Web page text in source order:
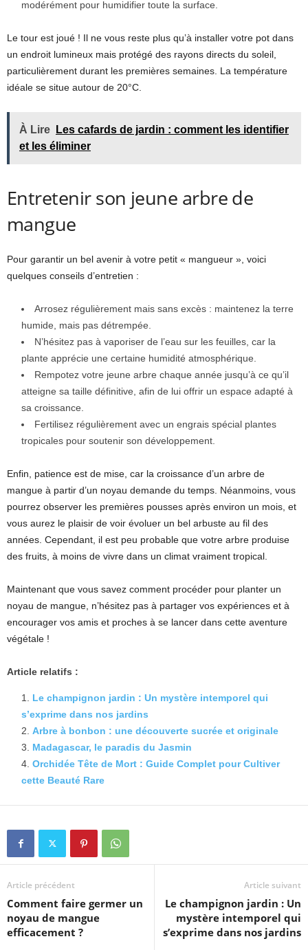
modérément pour humidifier toute la surface.
Le tour est joué ! Il ne vous reste plus qu’à installer votre pot dans
un endroit lumineux mais protégé des rayons directs du soleil,
particulièrement durant les premières semaines. La température
idéale se situe autour de 20°C.
À Lire
Les cafards de jardin : comment les identifier
et les éliminer
Entretenir son jeune arbre de
mangue
Pour garantir un bel avenir à votre petit « mangueur », voici
quelques conseils d’entretien :
Arrosez régulièrement mais sans excès : maintenez la terre
humide, mais pas détrempée.
N’hésitez pas à vaporiser de l’eau sur les feuilles, car la
plante apprécie une certaine humidité atmosphérique.
Rempotez votre jeune arbre chaque année jusqu’à ce qu’il
atteigne sa taille définitive, afin de lui offrir un espace adapté à
sa croissance.
Fertilisez régulièrement avec un engrais spécial plantes
tropicales pour soutenir son développement.
Enfin, patience est de mise, car la croissance d’un arbre de
mangue à partir d’un noyau demande du temps. Néanmoins, vous
pourrez observer les premières pousses après environ un mois, et
vous aurez le plaisir de voir évoluer un bel arbuste au fil des
années. Cependant, il est peu probable que votre arbre produise
des fruits, à moins de vivre dans un climat vraiment tropical.
Maintenant que vous savez comment procéder pour planter un
noyau de mangue, n’hésitez pas à partager vos expériences et à
encourager vos amis et proches à se lancer dans cette aventure
végétale !
Article relatifs :
Le champignon jardin : Un mystère intemporel qui
s’exprime dans nos jardins
Arbre à bonbon : une découverte sucrée et originale
Madagascar, le paradis du Jasmin
Orchidée Tête de Mort : Guide Complet pour Cultiver
cette Beauté Rare
Article précédent
Comment faire germer un
noyau de mangue
efficacement ?
Article suivant
Le champignon jardin : Un
mystère intemporel qui
s’exprime dans nos jardins